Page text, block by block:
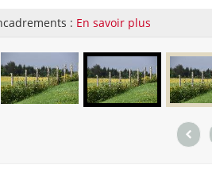
: En savoir plus